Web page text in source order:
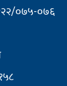
०७५-०७६